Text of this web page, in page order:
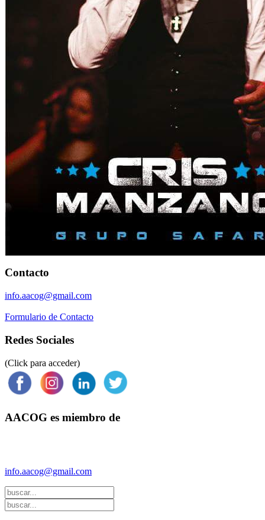
Contacto
info.aacog@gmail.com
Formulario de Contacto
Redes Sociales
(Click para acceder)
AACOG es miembro de
info.aacog@gmail.com